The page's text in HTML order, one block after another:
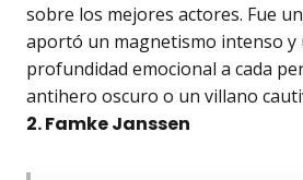
sobre los mejores actores. Fue
aportó un magnetismo intenso y
profundidad emocional a cada
antihero oscuro o un villano
2. Famke Janssen